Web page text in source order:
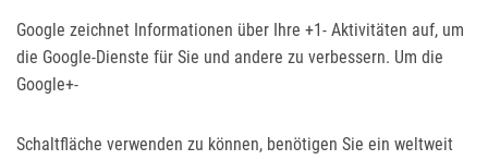
Google zeichnet Informationen über Ihre +1- Aktivitäten auf, um
die Google-Dienste für Sie und andere zu verbessern. Um die
Google+-
Schaltfläche verwenden zu können, benötigen Sie ein weltweit